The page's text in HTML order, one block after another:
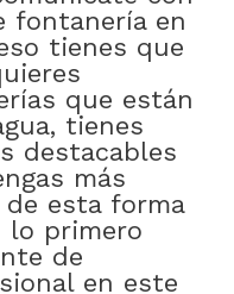
fontanería en
tienes que
que están
tienes
destacables
más
esta forma
lo primero
de
en este